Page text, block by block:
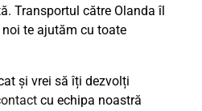
Transportul către Olanda îl
te ajutăm cu toate
și vrei să îți dezvolți
cu echipa noastră